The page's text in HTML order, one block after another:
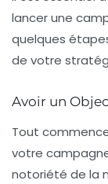
lancer une
quelques
de votre
Avoir un
Tout
votre
notoriété de la